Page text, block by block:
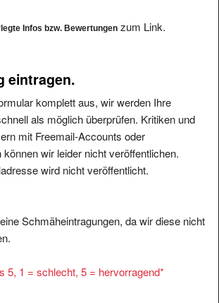
Infos bzw. Bewertungen zum Link.
eintragen.
komplett aus, wir werden Ihre
als möglich überprüfen. Kritiken und
mit Freemail-Accounts oder
wir leider nicht veröffentlichen.
wird nicht veröffentlicht.
Schmäheintragungen, da wir diese nicht
5, 1 = schlecht, 5 = hervorragend*